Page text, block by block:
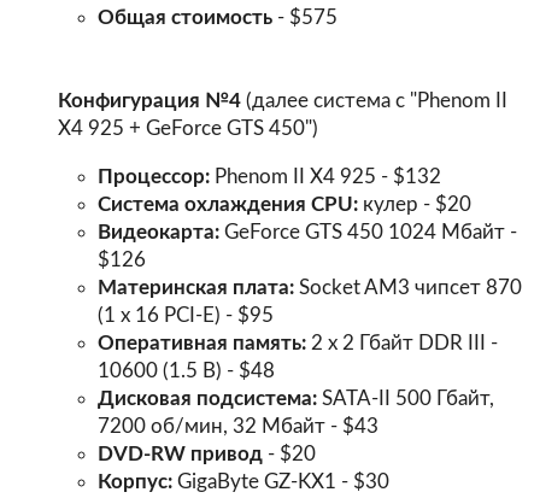
Общая стоимость - $575
Конфигурация №4(далее система с "Phenom II
X4 925 + GeForce GTS 450")
Процессор: Phenom II X4 925 - $132
Система охлаждения CPU: кулер - $20
Видеокарта: GeForce GTS 450 1024 Мбайт -
$126
Материнская плата: Socket AM3 чипсет 870
(1 x 16 PCI-E) - $95
Оперативная память: 2 х 2 Гбайт DDR III -
10600 (1.5 В) - $48
Дисковая подсистема: SATA-II 500 Гбайт,
7200 об/мин, 32 Мбайт - $43
DVD-RW привод - $20
Корпус: GigaByte GZ-KX1 - $30